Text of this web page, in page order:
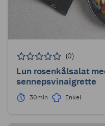
(0)
Lun rosenkålsalat
sennepsvinaigrette
30min Enkel